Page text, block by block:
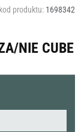
kod produktu: 1698342
NIE CUBE